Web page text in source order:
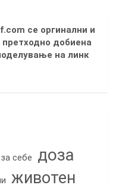
се оргинални и
добиена
на линк
себе
доза
животен